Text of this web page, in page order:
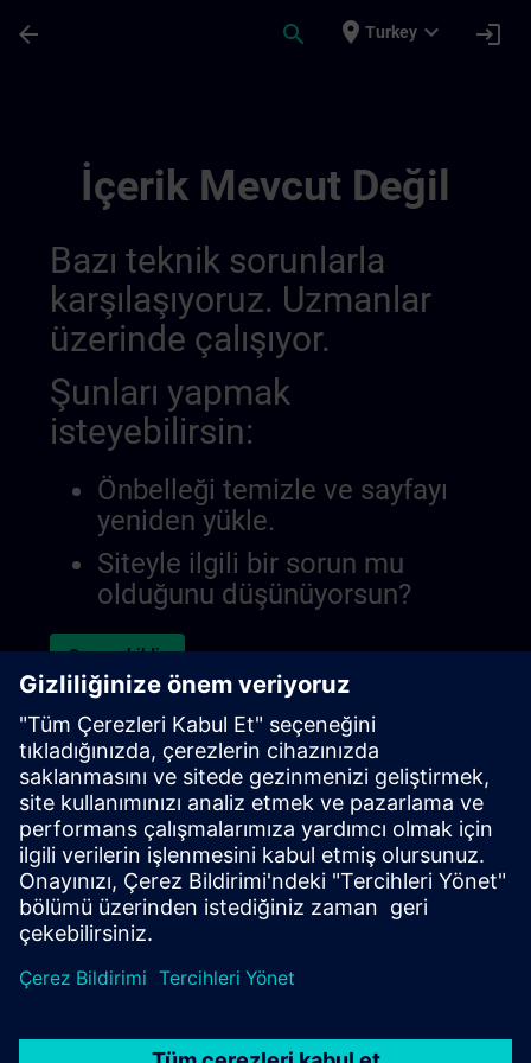
arrow_back search place Turkey expand_more login
İçerik Mevcut Değil
Bazı teknik sorunlarla
karşılaşıyoruz. Uzmanlar
üzerinde çalışıyor.
Şunları yapmak
isteyebilirsin:
Önbelleği temizle ve sayfayı
yeniden yükle.
Siteyle ilgili bir sorun mu
olduğunu düşünüyorsun?
Sorunu bildir